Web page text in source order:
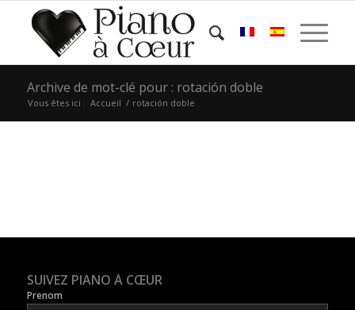
Archive de mot-clé pour : rotación doble
Vous êtes ici : Accueil / rotación doble
SUIVEZ PIANO À CŒUR
Prenom